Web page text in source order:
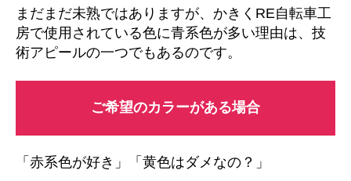
まだまだ未熟ではありますが、かきくRE自転車工
房で使用されている色に青系色が多い理由は、技
術アピールの一つでもあるのです。
ご希望のカラーがある場合
「赤系色が好き」「黄色はダメなの？」